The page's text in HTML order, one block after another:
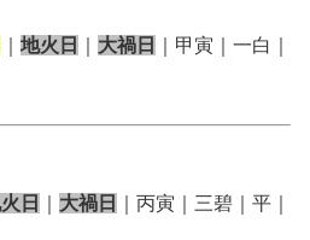
地火日 大禍日
｜甲寅｜一白｜
日 大禍日
｜丙寅｜三碧｜平｜